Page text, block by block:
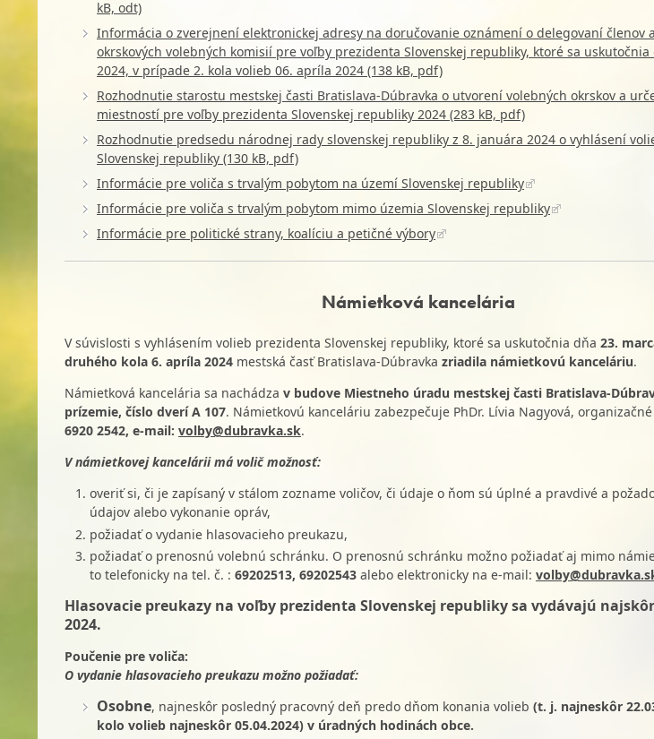
kB, odt)
Informácia o zverejnení elektronickej adresy na doručovanie oznámení o delegovaní členov
okrskových volebných komisií pre voľby prezidenta Slovenskej republiky, ktoré sa uskutočnia
2024, v prípade 2. kola volieb 06. apríla 2024 (138 kB, pdf)
Rozhodnutie starostu mestskej časti Bratislava-Dúbravka o utvorení volebných okrskov a
miestností pre voľby prezidenta Slovenskej republiky 2024 (283 kB, pdf)
Rozhodnutie predsedu národnej rady slovenskej republiky z 8. januára 2024 o vyhlásení
Slovenskej republiky (130 kB, pdf)
Informácie pre voliča s trvalým pobytom na území Slovenskej republiky
Informácie pre voliča s trvalým pobytom mimo územia Slovenskej republiky
Informácie pre politické strany, koalíciu a petičné výbory
Námietková kancelária
V súvislosti s vyhlásením volieb prezidenta Slovenskej republiky, ktoré sa uskutočnia dňa 23.
druhého kola 6. apríla 2024 mestská časť Bratislava-Dúbravka zriadila námietkovú kanceláriu.
Námietková kancelária sa nachádza v budove Miestneho úradu mestskej časti Bratislava-
prízemie, číslo dverí A 107. Námietkovú kanceláriu zabezpečuje PhDr. Lívia Nagyová,
6920 2542, e-mail: volby@dubravka.sk.
V námietkovej kancelárii má volič možnosť:
overiť si, či je zapísaný v stálom zozname voličov, či údaje o ňom sú úplné a pravdivé a
údajov alebo vykonanie opráv,
požiadať o vydanie hlasovacieho preukazu,
požiadať o prenosnú volebnú schránku. O prenosnú schránku možno požiadať aj mimo
to telefonicky na tel. č. : 69202513, 69202543 alebo elektronicky na e-mail:
Hlasovacie preukazy na voľby prezidenta Slovenskej republiky sa vydávajú
2024.
Poučenie pre voliča:
O vydanie hlasovacieho preukazu možno požiadať:
Osobne, najneskôr posledný pracovný deň predo dňom konania volieb (t. j. najneskôr
kolo volieb najneskôr 05.04.2024) v úradných hodinách obce.